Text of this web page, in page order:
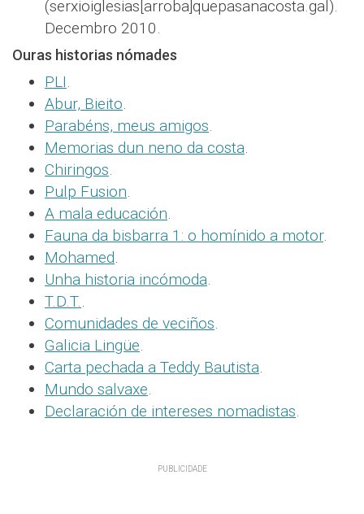
(serxioiglesias[arroba]quepasanacosta.gal).
Decembro 2010.
Ouras historias nómades
PLI.
Abur, Bieito.
Parabéns, meus amigos.
Memorias dun neno da costa.
Chiringos.
Pulp Fusion.
A mala educación.
Fauna da bisbarra 1: o homínido a motor.
Mohamed.
Unha historia incómoda.
T.D.T..
Comunidades de veciños.
Galicia Lingüe.
Carta pechada a Teddy Bautista.
Mundo salvaxe.
Declaración de intereses nomadistas.